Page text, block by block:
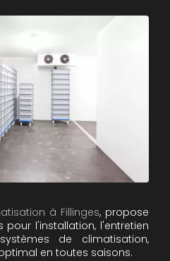
à Fillinges, propose
l'installation, l'entretien
de climatisation,
en toutes saisons.